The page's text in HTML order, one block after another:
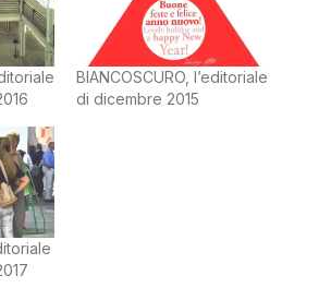
BIANCOSCURO, l’editoriale
di dicembre 2015